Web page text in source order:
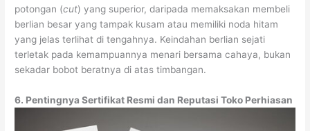
potongan (cut) yang superior, daripada memaksakan membeli
berlian besar yang tampak kusam atau memiliki noda hitam
yang jelas terlihat di tengahnya. Keindahan berlian sejati
terletak pada kemampuannya menari bersama cahaya, bukan
sekadar bobot beratnya di atas timbangan.
6. Pentingnya Sertifikat Resmi dan Reputasi Toko Perhiasan